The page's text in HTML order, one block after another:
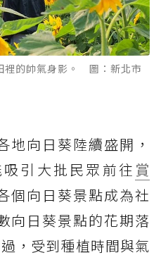
裡的帥氣身影。 圖：新北市
地向日葵陸續盛開，
引大批民眾前往 賞
個向日葵景點成為社
向日葵景點的花期落
，受到種植時間與氣